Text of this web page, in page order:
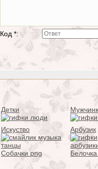
Код *:
Детки
Искуство Арбузик
Собачки png